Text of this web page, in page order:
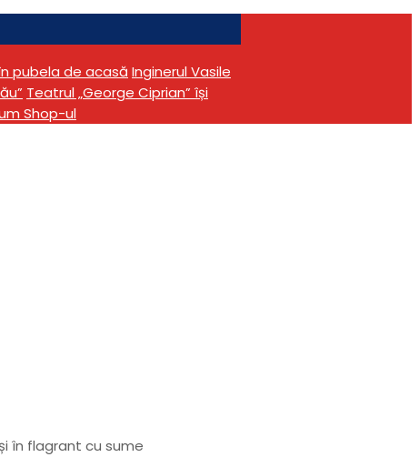
pubela de acasă Inginerul Vasile
Teatrul „George Ciprian” își
Shop-ul
în flagrant cu sume